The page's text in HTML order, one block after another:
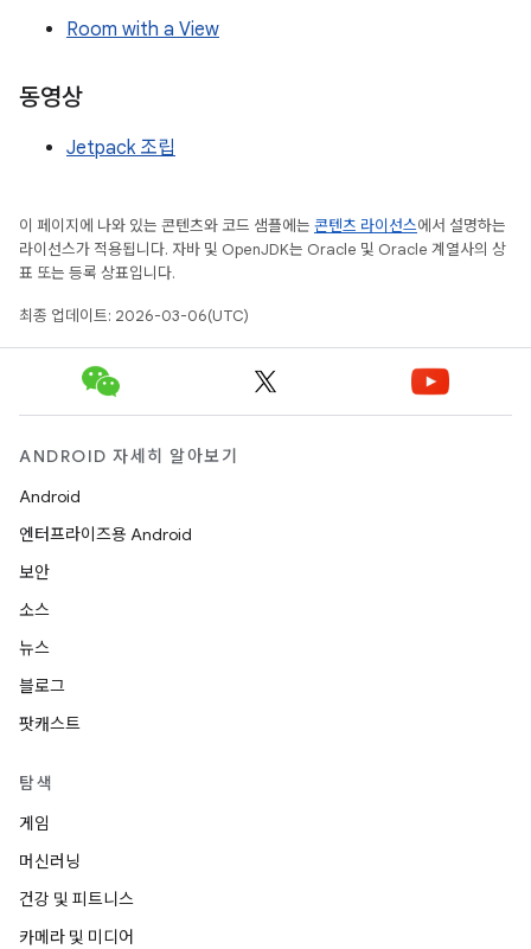
Room with a View
동영상
Jetpack 조립
이 페이지에 나와 있는 콘텐츠와 코드 샘플에는 콘텐츠 라이선스에서 설명하는
라이선스가 적용됩니다. 자바 및 OpenJDK는 Oracle 및 Oracle 계열사의 상
표 또는 등록 상표입니다.
최종 업데이트: 2026-03-06(UTC)
ANDROID 자세히 알아보기
Android
엔터프라이즈용 Android
보안
소스
뉴스
블로그
팟캐스트
탐색
게임
머신러닝
건강 및 피트니스
카메라 및 미디어